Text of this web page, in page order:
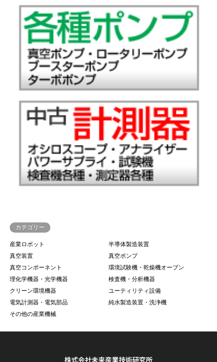
カテゴリー
産業ロボット
半導体製造装置
真空装置
真空ポンプ
真空コンポーネント
環境試験機・乾燥機オーブン
理化学機器・光学機器
検査機・分析機器
クリーン環境機器
ユーティリティ設備
電気計測器・電気部品
純水製造装置・洗浄機
その他の産業機械
株式会社未来産業技術研究所